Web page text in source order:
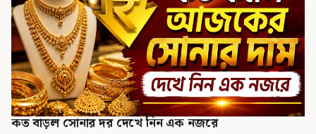
কত বাড়ল সোনার দর দেখে নিন এক নজরে